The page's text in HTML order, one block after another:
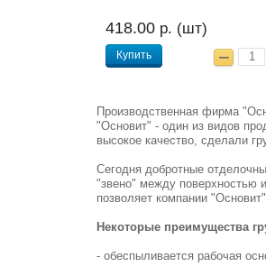
418.00 р. (шт)
Купить
Производственная фирма
"Основит" - один из видов
высокое качество, сделали
Сегодня добротные
"звено" между поверхностью
позволяет компании
Некоторые преимущества
- обеспыливается рабочая